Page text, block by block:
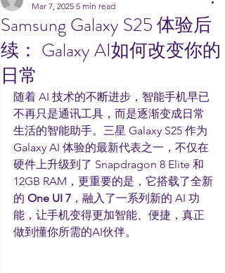
Samsung Galaxy S25 体验后
续： Galaxy AI如何改变你的
日常
Mar 7, 2025 5 min read
随着 AI 技术的不断进步，智能手机早已
不再只是通讯工具，而是逐渐变成日常
生活的智能助手。三星 Galaxy S25 作为
Galaxy AI 体验的最新代表之一，不仅在
硬件上升级到了 Snapdragon 8 Elite 和
12GB RAM，更重要的是，它搭载了全新
的 One UI 7 ，融入了一系列新的 AI 功
能，让手机变得更加智能、便捷，真正
做到懂你所需的AI伙伴。